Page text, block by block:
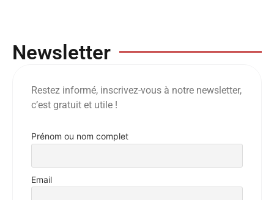
Newsletter
Restez informé, inscrivez-vous à notre newsletter,
c’est gratuit et utile !
Prénom ou nom complet
Email